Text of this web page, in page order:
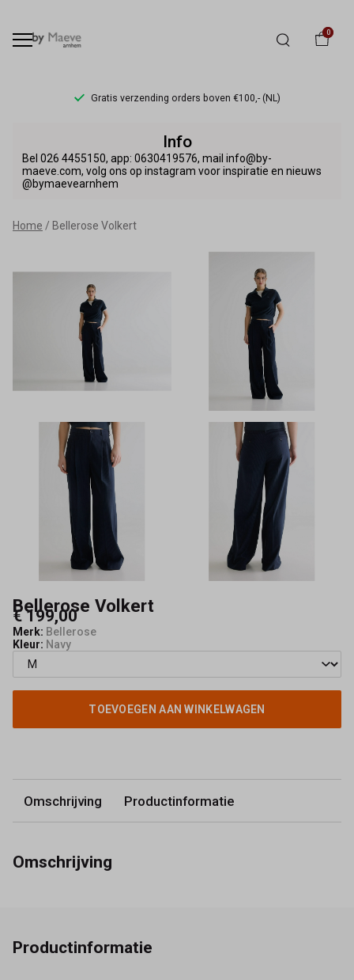
0
Gratis verzending orders boven €100,- (NL)
Volkert
By
Maeve
Info
Bel 026 4455150, app: 0630419576, mail info@by-
maeve.com, volg ons op instagram voor inspiratie en nieuws
@bymaevearnhem
Home Bellerose Volkert
Bellerose Volkert
€ 199,00
Merk: Bellerose
Kleur: Navy
TOEVOEGEN AAN WINKELWAGEN
Omschrijving Productinformatie
Omschrijving
Productinformatie